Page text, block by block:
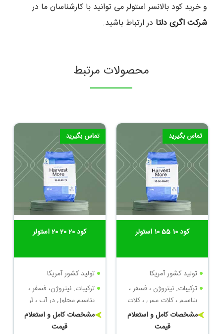
و خرید کود بالانسر استولر می توانید با کارشناسان ما در
شرکت اگری دلتا در ارتباط باشید.
محصولات مرتبط
تماس بگیرید
کود 20 20 20 استولر
تولید کشور آمریکا
ترکیبات: نیتروژن، فسفر ،
پتاسیم محلول در آب ، بُر
محلول ، کلات مس ، کلات
مشخصات کامل و استعلام
قیمت
تماس بگیرید
کود 10 55 10 استولر
تولید کشور آمریکا
ترکیبات: نیتروژن ، فسفر ،
پتاسیم ، کلات مس ، کلات
روی
مشخصات کامل و استعلام
قیمت